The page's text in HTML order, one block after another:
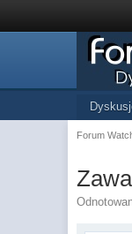
Forum